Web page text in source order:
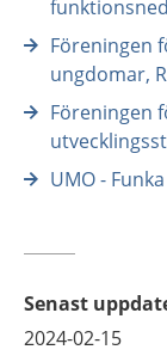
Föreningen
ungdomar,
Föreningen
UMO -
Senast
2024-02-15